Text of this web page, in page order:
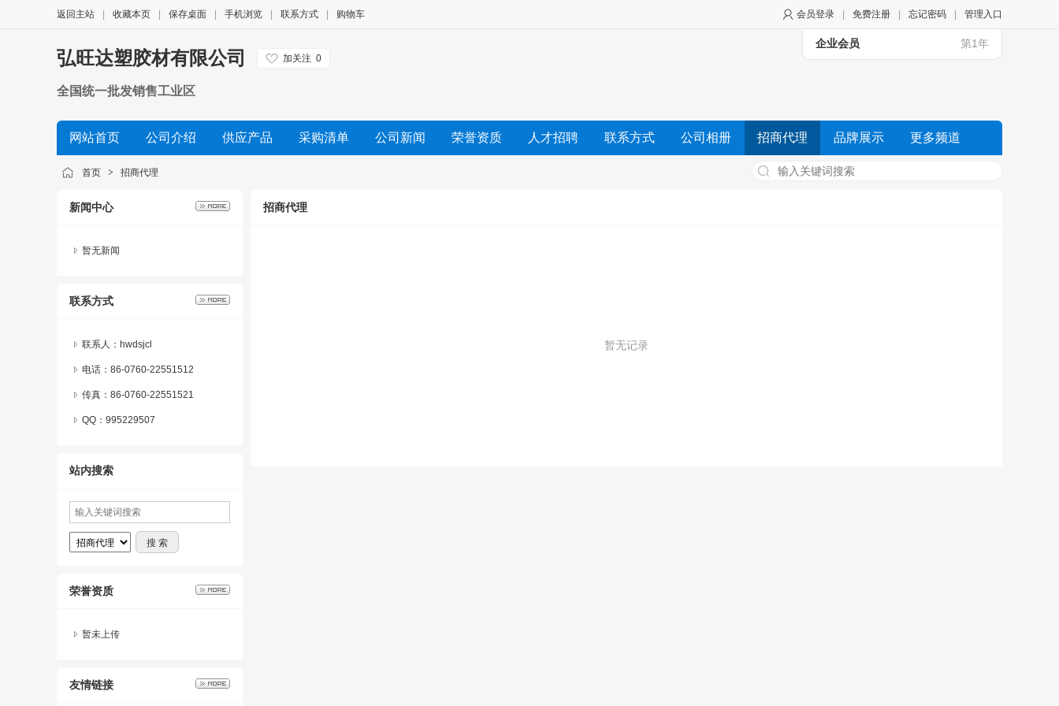
会员登录 免费注册 忘记密码 管理入口
返回主站 收藏本页 保存桌面 手机浏览 联系方式 购物车
企业会员 第1年
弘旺达塑胶材有限公司 加关注 0
全国统一批发销售工业区
网站首页 公司介绍 供应产品 采购清单 公司新闻 荣誉资质 人才招聘 联系方式 公司相册 招商代理 品牌展示 更多频道
展会信息 友情链接
首页 > 招商代理
新闻中心
暂无新闻
联系方式
联系人：hwdsjcl
电话：86-0760-22551512
传真：86-0760-22551521
QQ： 995229507
站内搜索
荣誉资质
暂未上传
友情链接
招商代理
暂无记录